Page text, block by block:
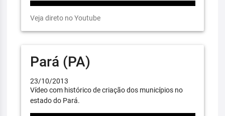
Veja direto no Youtube
Pará (PA)
23/10/2013
Vídeo com histórico de criação dos municípios no
estado do Pará.